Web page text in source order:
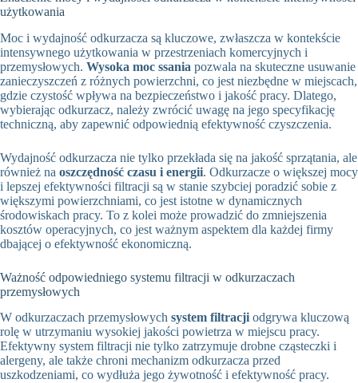
użytkowania
Moc i wydajność odkurzacza są kluczowe, zwłaszcza w kontekście
intensywnego użytkowania w przestrzeniach komercyjnych i
przemysłowych. Wysoka moc ssania pozwala na skuteczne usuwanie
zanieczyszczeń z różnych powierzchni, co jest niezbędne w miejscach,
gdzie czystość wpływa na bezpieczeństwo i jakość pracy. Dlatego,
wybierając odkurzacz, należy zwrócić uwagę na jego specyfikację
techniczną, aby zapewnić odpowiednią efektywność czyszczenia.
Wydajność odkurzacza nie tylko przekłada się na jakość sprzątania, ale
również na oszczędność czasu i energii. Odkurzacze o większej mocy
i lepszej efektywności filtracji są w stanie szybciej poradzić sobie z
większymi powierzchniami, co jest istotne w dynamicznych
środowiskach pracy. To z kolei może prowadzić do zmniejszenia
kosztów operacyjnych, co jest ważnym aspektem dla każdej firmy
dbającej o efektywność ekonomiczną.
Ważność odpowiedniego systemu filtracji w odkurzaczach
przemysłowych
W odkurzaczach przemysłowych system filtracji odgrywa kluczową
rolę w utrzymaniu wysokiej jakości powietrza w miejscu pracy.
Efektywny system filtracji nie tylko zatrzymuje drobne cząsteczki i
alergeny, ale także chroni mechanizm odkurzacza przed
uszkodzeniami, co wydłuża jego żywotność i efektywność pracy.